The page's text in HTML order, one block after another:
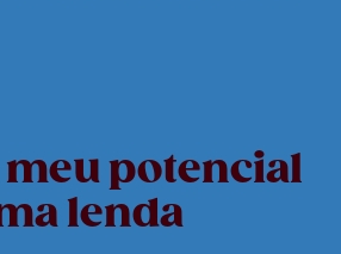
meu potencial
lenda